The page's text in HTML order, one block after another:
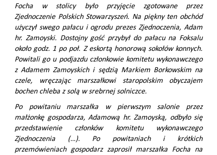
Focha w stolicy było przyjęcie zgotowane przez
Zjednoczenie Polskich Stowarzyszeń. Na piękny ten obchód
użyczył swego pałacu i ogrodu prezes Zjednoczenia, Adam
hr. Zamoyski. Dostojny gość przybył do pałacu na Foksalu
około godz. 1 po poł. Z eskortą honorową sokołów konnych.
Powitali go u podjazdu członkowie komitetu wykonawczego
z Adamem Zamoyskich i sędzią Markiem Borkowskim na
czele, wręczając marszałkowi staropolskim obyczajem
bochen chleba z solą w srebrnej solniczce.
Po powitaniu marszałka w pierwszym salonie przez
małżonkę gospodarza, Adamową hr. Zamoyską, odbyło się
przedstawienie członków komitetu wykonawczego
Zjednoczenia (…). Po powitaniach i krótkich
przemówieniach gospodarz zaprosił marszałka Focha na